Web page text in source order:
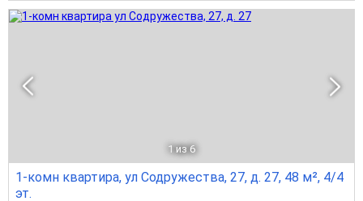
1 из 6
1-комн квартира, ул Содружества, 27, д. 27, 48 м², 4/4
эт.